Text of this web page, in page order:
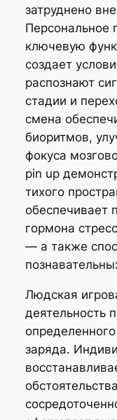
затруднено
Персональное
ключевую
создает
распознают
стадии и
смена
биоритмов,
фокуса
pin up
тихого
обеспечивает
гормона
— а также
Людская
деятельность
заряда.